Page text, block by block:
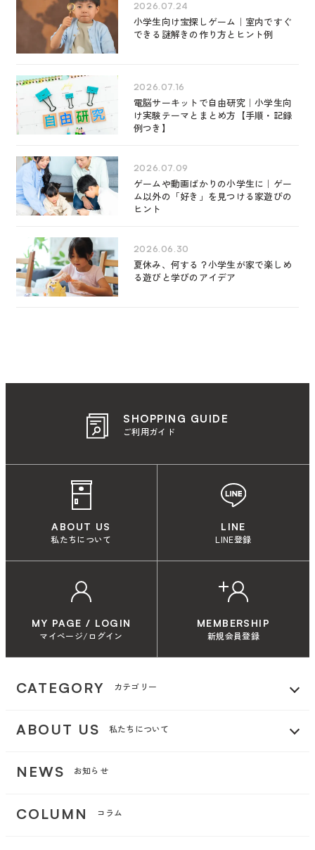
2026.07.24
小学生向け宝探しゲーム｜室内ですぐ
できる謎解きの作り方とヒント例
2026.07.16
電脳サーキットで自由研究｜小学生向
け実験テーマとまとめ方【手順・記録
例つき】
2026.07.09
ゲームや動画ばかりの小学生に｜ゲー
ム以外の「好き」を見つける家遊びの
ヒント
2026.06.30
夏休み、何する？小学生が家で楽しめ
る遊びと学びのアイデア
SHOPPING GUIDE
ご利用ガイド
ABOUT US
私たちについて
LINE
LINE登録
MY PAGE / LOGIN
マイページ/ログイン
MEMBERSHIP
新規会員登録
CATEGORY カテゴリー
ABOUT US 私たちについて
NEWS お知らせ
COLUMN コラム